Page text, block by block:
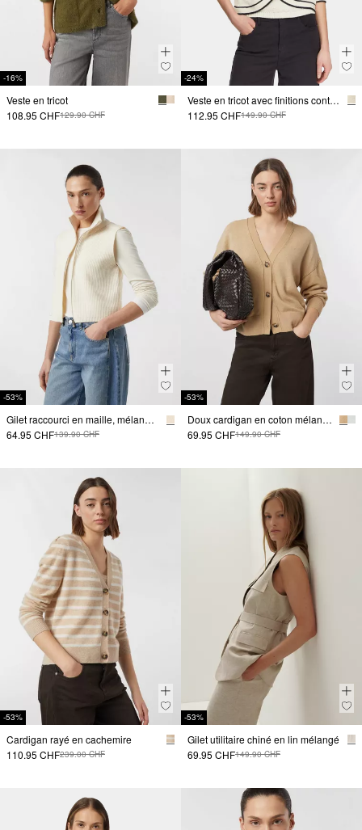
-16%
Veste en tricot
108.95 CHF129.90 CHF
-24%
Veste en tricot avec finitions contrastées
112.95 CHF149.90 CHF
-53%
Gilet raccourci en maille, mélange de tissus
64.95 CHF139.90 CHF
-53%
Doux cardigan en coton mélangé oversize
69.95 CHF149.90 CHF
-53%
Cardigan rayé en cachemire
110.95 CHF239.00 CHF
-53%
Gilet utilitaire chiné en lin mélangé
69.95 CHF149.90 CHF